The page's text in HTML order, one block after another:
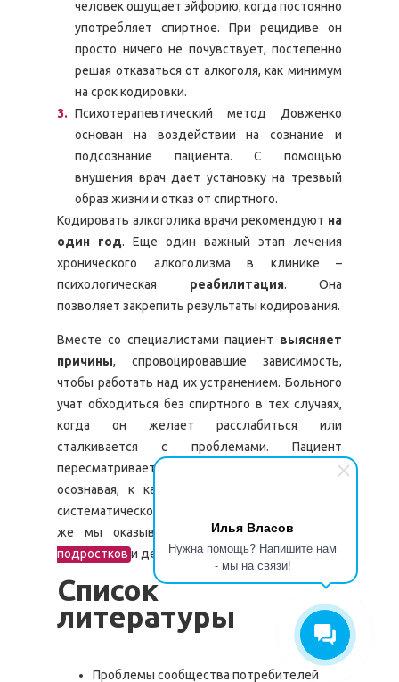
Илья Власов
Нужна помощь? Напишите нам
- мы на связи!
человек ощущает эйфорию, когда постоянно
употребляет спиртное. При рецидиве он
просто ничего не почувствует, постепенно
решая отказаться от алкоголя, как минимум
на срок кодировки.
Психотерапевтический метод Довженко
основан на воздействии на сознание и
подсознание пациента. С помощью
внушения врач дает установку на трезвый
образ жизни и отказ от спиртного.
Кодировать алкоголика врачи рекомендуют на
один год. Еще один важный этап лечения
хронического алкоголизма в клинике –
психологическая реабилитация. Она
позволяет закрепить результаты кодирования.
Вместе со специалистами пациент выясняет
причины, спровоцировавшие зависимость,
чтобы работать над их устранением. Больного
учат обходиться без спиртного в тех случаях,
когда он желает расслабиться или
сталкивается с проблемами. Пациент
пересматривает свое отношение к жизни,
осознавая, к каким последствиям приводит
систематическое употребление алкоголя. Так
же мы оказываем
лечение алкоголизма у
подросткови детей любого возраста.
Список
литературы
Проблемы сообщества потребителей